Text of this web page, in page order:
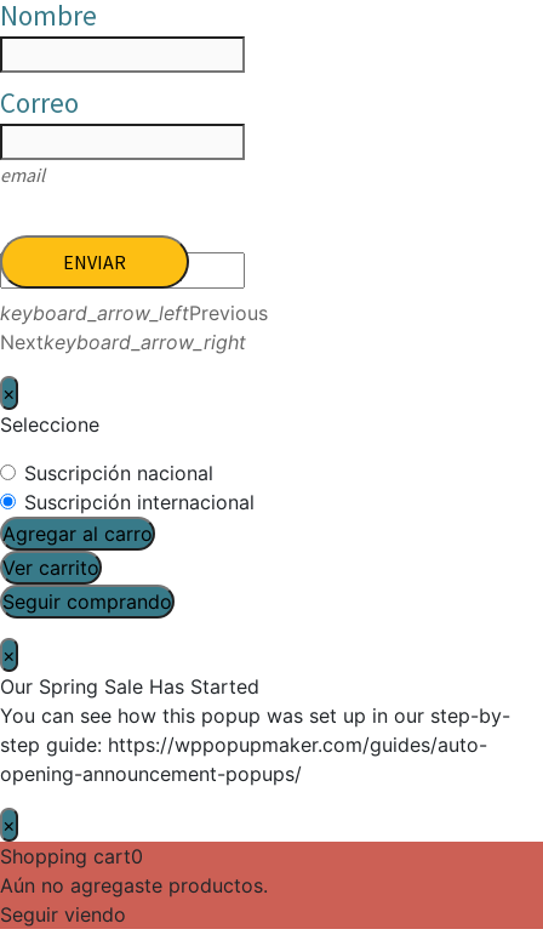
Nombre
Correo
email
ENVIAR
keyboard_arrow_leftPrevious
Nextkeyboard_arrow_right
×
Seleccione
Suscripción nacional
Suscripción internacional
Agregar al carro
Ver carrito
Seguir comprando
×
Our Spring Sale Has Started
You can see how this popup was set up in our step-by-
step guide: https://wppopupmaker.com/guides/auto-
opening-announcement-popups/
×
Shopping cart0
Aún no agregaste productos.
Seguir viendo